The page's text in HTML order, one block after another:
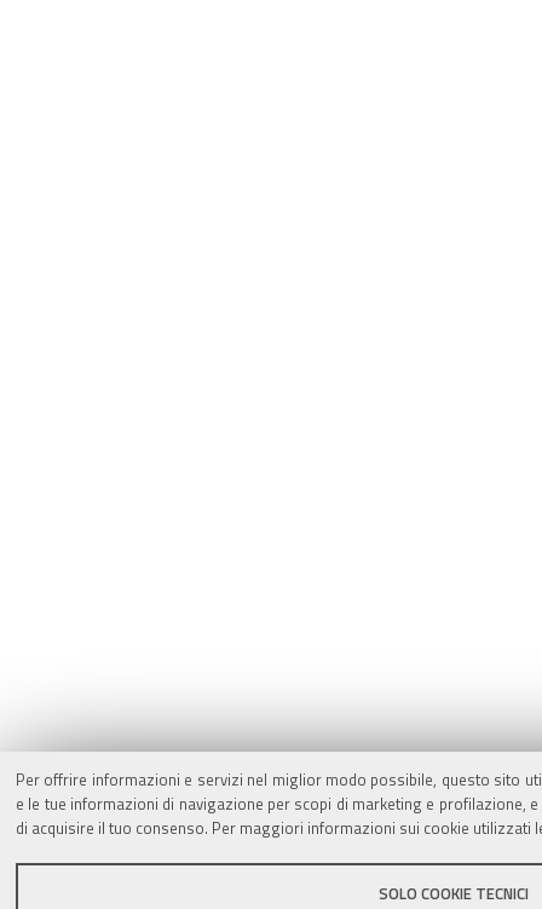
Per offrire informazioni e servizi nel miglior modo possibile, questo sito
e le tue informazioni di navigazione per scopi di marketing e
di acquisire il tuo consenso. Per maggiori informazioni sui cookie utilizzati
SOLO COOKIE TECNICI